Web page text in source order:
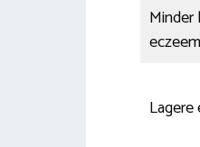
Minder
eczeem